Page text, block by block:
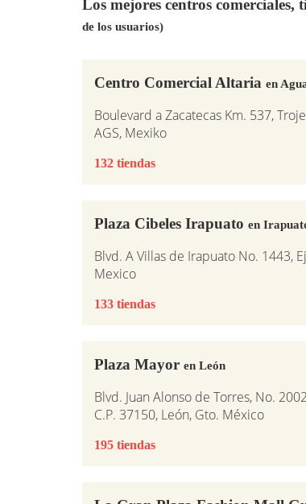
Los mejores centros comerciales,
de los usuarios)
Centro Comercial Altaria en
Boulevard a Zacatecas Km. 537,
AGS, Mexiko
132 tiendas
Plaza Cibeles Irapuato en
Blvd. A Villas de Irapuato No. 1443,
Mexico
133 tiendas
Plaza Mayor en León
Blvd. Juan Alonso de Torres, No.
C.P. 37150, León, Gto. México
195 tiendas